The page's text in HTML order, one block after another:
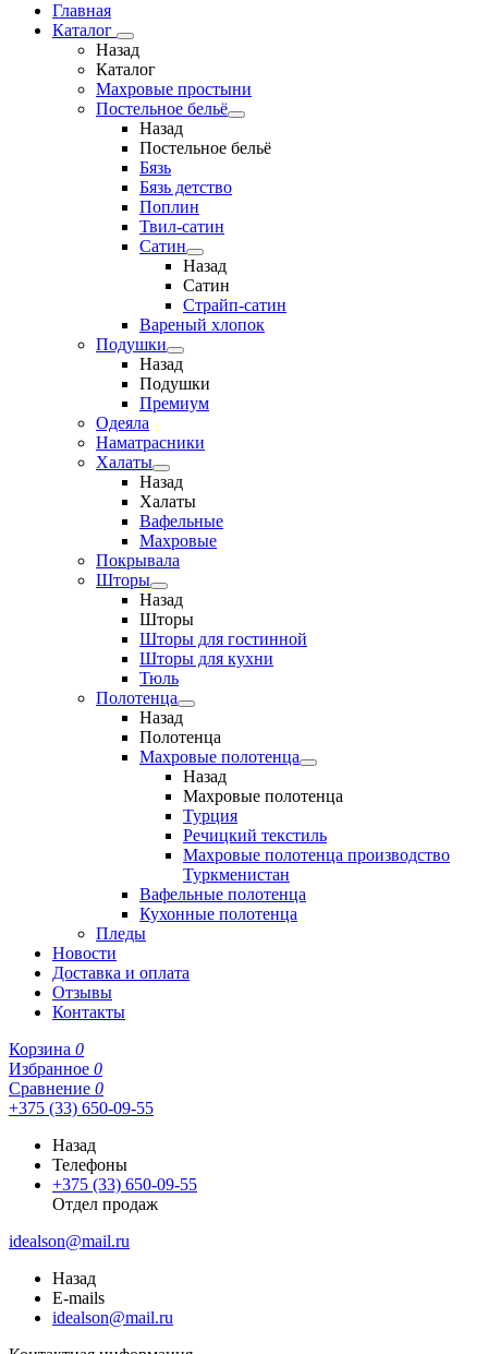
Главная
Каталог
Назад
Каталог
Махровые простыни
Постельное бельё
Назад
Постельное бельё
Бязь
Бязь детство
Поплин
Твил-сатин
Сатин
Назад
Сатин
Страйп-сатин
Вареный хлопок
Подушки
Назад
Подушки
Премиум
Одеяла
Наматрасники
Халаты
Назад
Халаты
Вафельные
Махровые
Покрывала
Шторы
Назад
Шторы
Шторы для гостинной
Шторы для кухни
Тюль
Полотенца
Назад
Полотенца
Махровые полотенца
Назад
Махровые полотенца
Турция
Речицкий текстиль
Махровые полотенца производство
Туркменистан
Вафельные полотенца
Кухонные полотенца
Пледы
Новости
Доставка и оплата
Отзывы
Контакты
Корзина 0
Избранное 0
Сравнение 0
+375 (33) 650-09-55
Назад
Телефоны
+375 (33) 650-09-55
Отдел продаж
idealson@mail.ru
Назад
E-mails
idealson@mail.ru